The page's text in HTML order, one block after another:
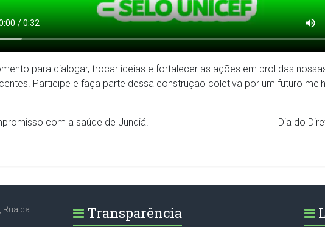
para dialogar, trocar ideias e fortalecer as ações em prol das
Participe e faça parte dessa construção coletiva por um futuro
com a saúde de Jundiá! Dia do
Rua da
Transparência